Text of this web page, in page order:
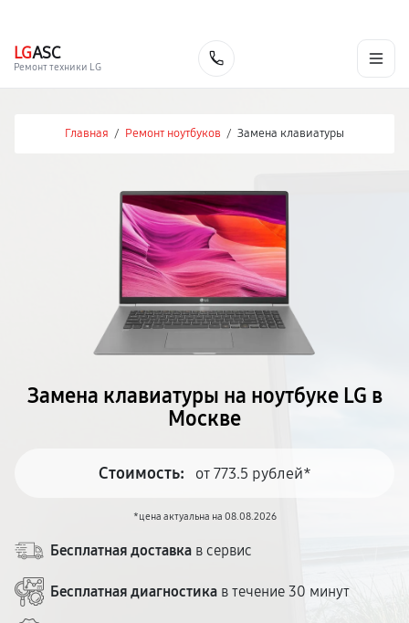
LGASC
Ремонт техники LG
Главная / Ремонт ноутбуков / Замена клавиатуры
Замена клавиатуры на ноутбуке LG в
Москве
Стоимость: от 773.5 рублей*
*цена актуальна на 08.08.2026
Бесплатная доставка в сервис
Бесплатная диагностика в течение 30 минут